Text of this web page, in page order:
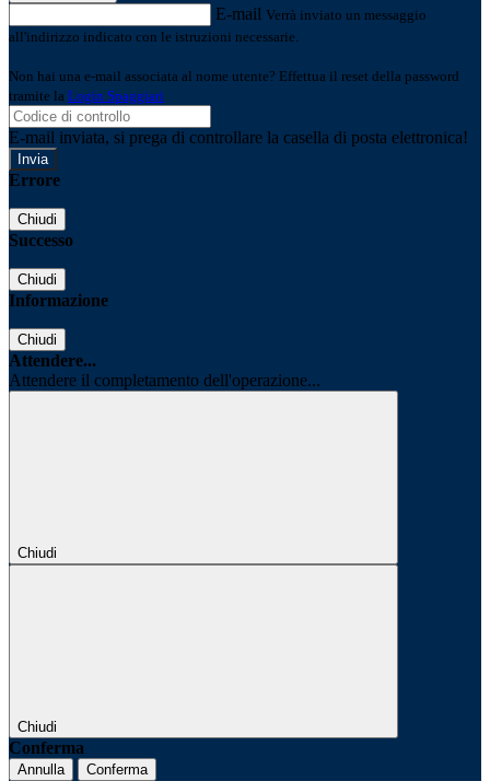
E-mail Verrà inviato un messaggio
all'indirizzo indicato con le istruzioni necessarie.
Non hai una e-mail associata al nome utente? Effettua il reset della password
tramite la Login Spaggiari
E-mail inviata, si prega di controllare la casella di posta elettronica!
Errore
Chiudi
Successo
Chiudi
Informazione
Chiudi
Attendere...
Attendere il completamento dell'operazione...
Chiudi
Chiudi
Conferma
Annulla Conferma